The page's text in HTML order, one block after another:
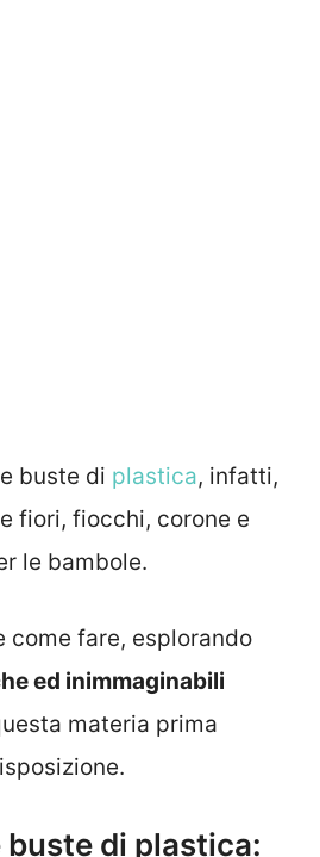
buste di plastica, infatti,
fiori, fiocchi, corone e
le bambole.
come fare, esplorando
ed inimmaginabili
materia prima
buste di plastica: